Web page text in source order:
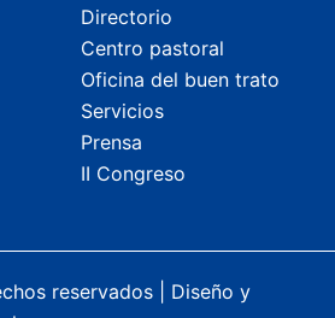
Directorio
Centro pastoral
Oficina del buen trato
Servicios
Prensa
II Congreso
reservados | Diseño y